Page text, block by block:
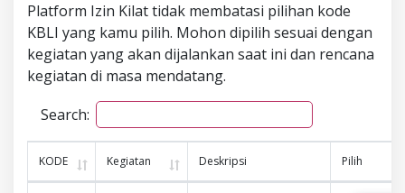
Platform Izin Kilat tidak membatasi pilihan kode
KBLI yang kamu pilih. Mohon dipilih sesuai dengan
kegiatan yang akan dijalankan saat ini dan rencana
kegiatan di masa mendatang.
Search:
KODE Kegiatan Deskripsi Pilih